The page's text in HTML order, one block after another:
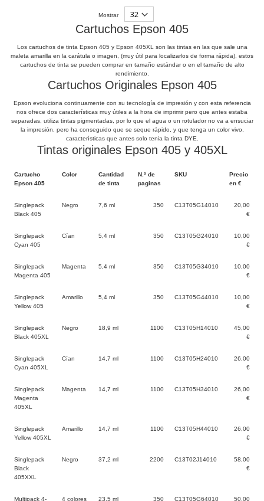
Mostrar
Cartuchos Epson 405
Los cartuchos de tinta Epson 405 y Epson 405XL son las tintas en las que sale una
maleta amarilla en la carátula o imagen, (muy útil para localizarlos de forma rápida), estos
cartuchos de tinta se pueden comprar en tamaño estándar o en el tamaño de alto
rendimiento.
Cartuchos Originales Epson 405
Epson evoluciona continuamente con su tecnología de impresión y con esta referencia
nos ofrece dos características muy útiles a la hora de imprimir pero que antes estaba
separadas, utiliza tintas pigmentadas, por lo que el agua o un rotulador no va a ensuciar
la impresión, pero ha conseguido que se seque rápido, y que tenga un color vivo,
características que antes solo tenia la tinta DYE.
Tintas originales Epson 405 y 405XL
Cartucho
Epson 405
Color
Cantidad
de tinta
N.º de
paginas
SKU
Precio
en €
Singlepack
Black 405
Negro 7,6 ml 350 C13T05G14010
20,00
€
Singlepack
Cyan 405
Cían 5,4 ml 350 C13T05G24010
10,00
€
Singlepack
Magenta 405
Magenta 5,4 ml 350 C13T05G34010
10,00
€
Singlepack
Yellow 405
Amarillo 5,4 ml 350 C13T05G44010
10,00
€
Singlepack
Black 405XL
Negro 18,9 ml 1100 C13T05H14010
45,00
€
Singlepack
Cyan 405XL
Cían 14,7 ml 1100 C13T05H24010
26,00
€
Singlepack
Magenta
405XL
Magenta 14,7 ml 1100 C13T05H34010
26,00
€
Singlepack
Yellow 405XL
Amarillo 14,7 ml 1100 C13T05H44010
26,00
€
Singlepack
Black
405XXL
Negro 37,2 ml 2200 C13T02J14010
58,00
€
Multipack 4- 4 colores 23,5 ml 350 C13T05G64010 50,00